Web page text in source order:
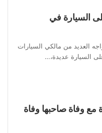
السيارة في
العديد من مالكي السيارات
السيارة عديدة،…
مع وفاة صاحبها وفاة